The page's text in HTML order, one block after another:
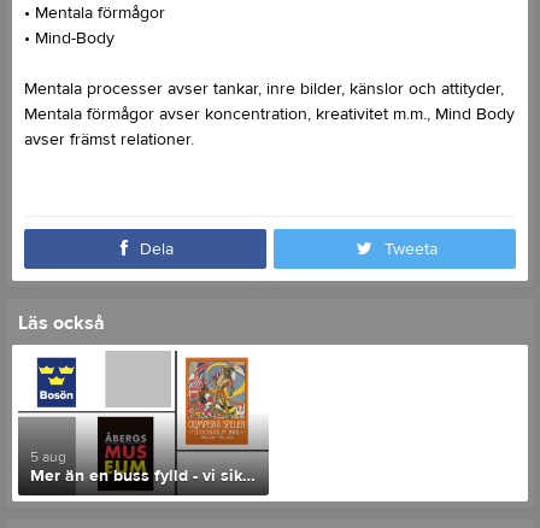
• Mentala förmågor
• Mind-Body
Mentala processer avser tankar, inre bilder, känslor och attityder,
Mentala förmågor avser koncentration, kreativitet m.m., Mind Body
avser främst relationer.
Dela Tweeta
Läs också
5 aug
Mer än en buss fylld - vi siktar mot två!